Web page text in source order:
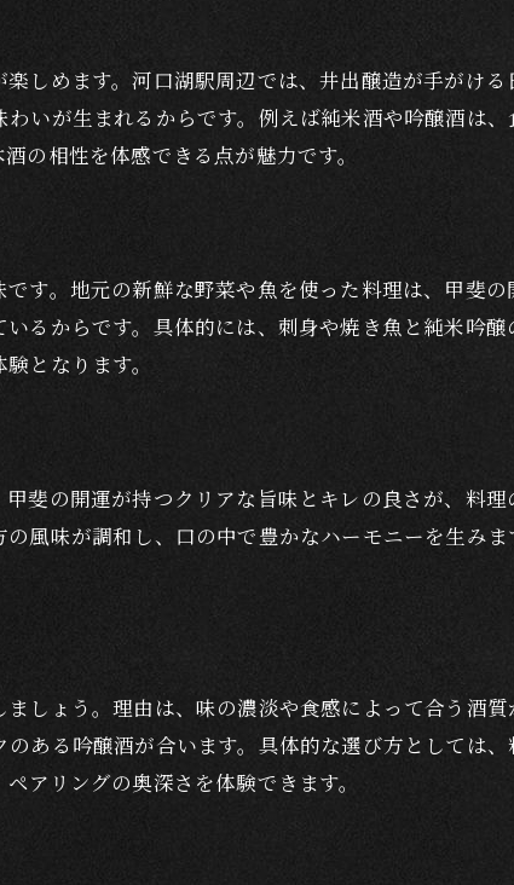
米吟醸と地元食材の相性発見
酒が旬の味覚を引き立てる理由
わう旬食材と甲斐の開運の調和
本酒で極上ディナー体験を演出
る日本酒と料理の選び方
上げする甲斐の開運の味わい方
共に楽しむ特別な夜の演出法
引き立てる甲斐の開運の秘密
米吟醸がもたらす食卓の変化
しめます。河口湖駅周辺では、井出醸造が手がけ
いが生まれるからです。例えば純米酒や吟醸酒は、
の相性を体感できる点が魅力です。
す。地元の新鮮な野菜や魚を使った料理は、甲斐
るからです。具体的には、刺身や焼き魚と純米吟
となります。
斐の開運が持つクリアな旨味とキレの良さが、料理
風味が調和し、口の中で豊かなハーモニーを生み
しょう。理由は、味の濃淡や食感によって合う酒
ある吟醸酒が合います。具体的な選び方としては
アリングの奥深さを体験できます。